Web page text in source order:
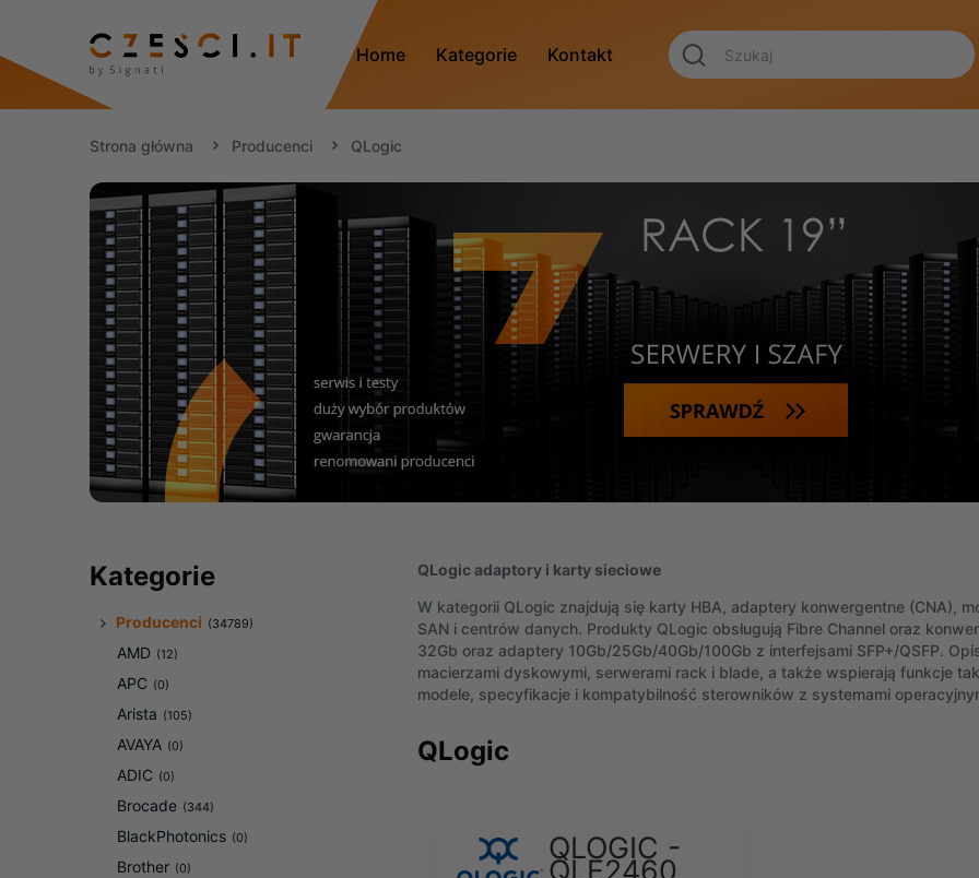
Home Kategorie Kontakt
Strona główna Producenci QLogic
Kategorie
Producenci (34789)
AMD (12)
APC (0)
Arista (105)
AVAYA (0)
ADIC (0)
Brocade (344)
BlackPhotonics (0)
Brother (0)
QLogic adaptory i karty sieciowe
W kategorii QLogic znajdują się karty HBA, adaptery konwergentne (CNA),
SAN i centrów danych. Produkty QLogic obsługują Fibre Channel oraz
32Gb oraz adaptery 10Gb/25Gb/40Gb/100Gb z interfejsami SFP+/QSFP.
macierzami dyskowymi, serwerami rack i blade, a także wspierają funkcje
modele, specyfikacje i kompatybilność sterowników z systemami
QLogic
QLOGIC -
QLE2460